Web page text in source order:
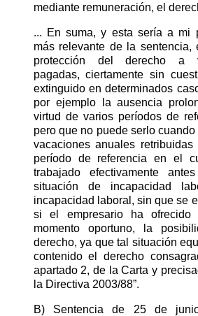
mediante remuneración, el
... En suma, y esta sería a mi
más relevante de la sentencia,
protección del derecho a
pagadas, ciertamente sin
extinguido en determinados
por ejemplo la ausencia
virtud de varios períodos de
pero que no puede serlo
vacaciones anuales retribuidas
período de referencia en el
trabajado efectivamente
situación de incapacidad
incapacidad laboral, sin que se
si el empresario ha ofrecido
momento oportuno, la
derecho, ya que tal situación
contenido el derecho
apartado 2, de la Carta y
la Directiva 2003/88”.
B) Sentencia de 25 de